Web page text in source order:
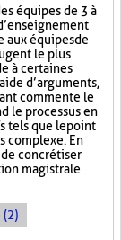
équipes de 3 à
aux équipes de
le plus
à certaines
d’arguments,
commente le
le processus en
tels que le point
complexe. En
concrétiser
magistrale
(2)